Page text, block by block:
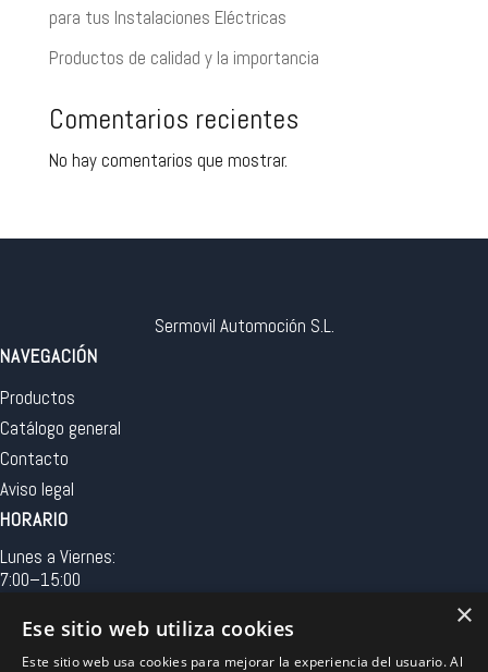
para tus Instalaciones Eléctricas
Productos de calidad y la importancia
Comentarios recientes
No hay comentarios que mostrar.
Sermovil Automoción S.L.
NAVEGACIÓN
Productos
Catálogo general
Contacto
Aviso legal
HORARIO
Lunes a Viernes:
7:00–15:00
×
Ese sitio web utiliza cookies
Este sitio web usa cookies para mejorar la experiencia del usuario. Al